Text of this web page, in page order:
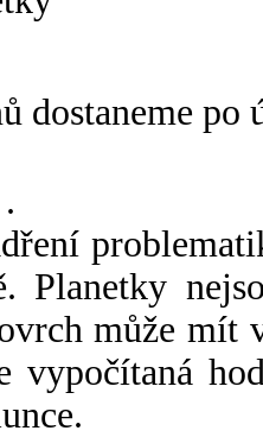
dostaneme po
.
Planetky
může mít
vypočítaná